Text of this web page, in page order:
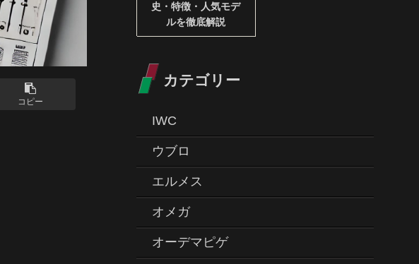
コピー
史・特徴・人気モデ
ルを徹底解説
カテゴリー
IWC
ウブロ
エルメス
オメガ
オーデマピゲ